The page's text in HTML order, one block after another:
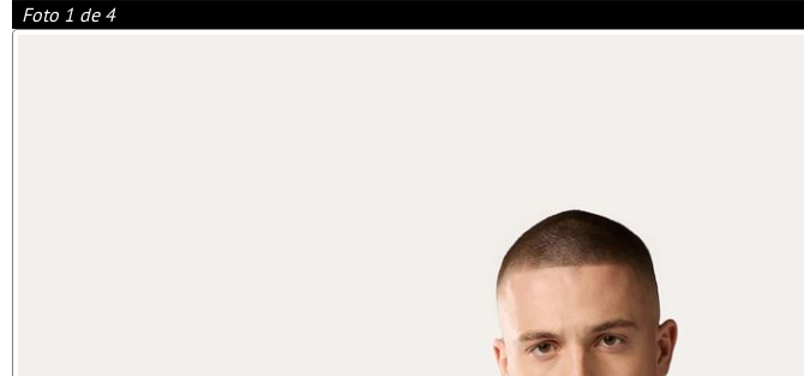
Foto 1 de 4